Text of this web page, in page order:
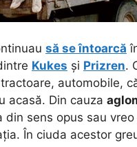
să se întoarcă
Kukes și Prizren.
automobile,
acasă. Din cauza
din sens opus sau
În ciuda acestor